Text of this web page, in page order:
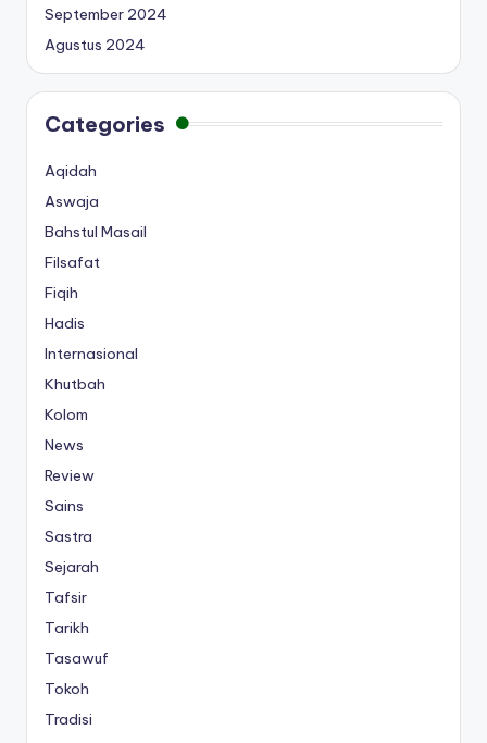
September 2024
Agustus 2024
Categories
Aqidah
Aswaja
Bahstul Masail
Filsafat
Fiqih
Hadis
Internasional
Khutbah
Kolom
News
Review
Sains
Sastra
Sejarah
Tafsir
Tarikh
Tasawuf
Tokoh
Tradisi